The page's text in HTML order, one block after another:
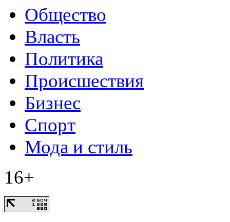
Общество
Власть
Политика
Происшествия
Бизнес
Спорт
Мода и стиль
16+